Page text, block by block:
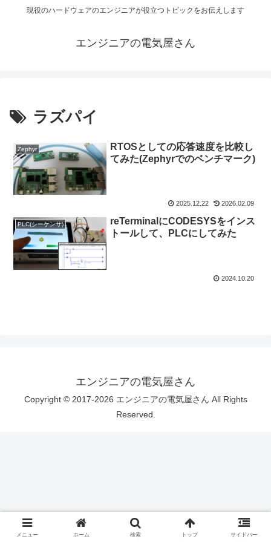
現役のハードウェアのエンジニアが役立つトピックをお伝えします
エンジニアの電気屋さん
ラズパイ
Zephyr
RTOSとしての応答速度を比較し
てみた(Zephyrでのベンチマーク)
2025.12.22 2026.02.09
PLC(シーケンサ)
reTerminalにCODESYSをインス
トールして、PLCにしてみた
2024.10.20
エンジニアの電気屋さん
Copyright © 2017-2026 エンジニアの電気屋さん All Rights
Reserved.
メニュー ホーム 検索 トップ サイドバー